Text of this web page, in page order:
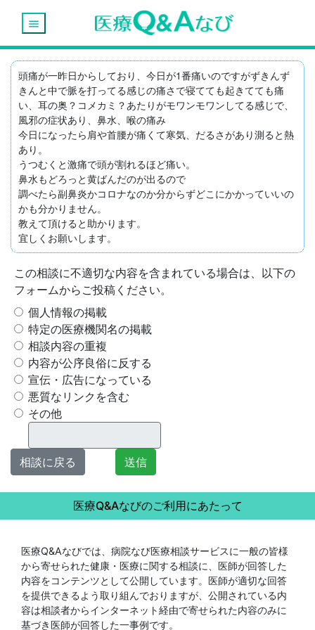
menu
頭痛が一昨日からしており、今日が1番痛いのですがずきんず
きんと中で脈を打ってる感じの痛さで寝てても起きてても痛
い、耳の奥？コメカミ？あたりがモワンモワンしてる感じで、
風邪の症状あり、鼻水、喉の痛み
今日になったら肩や首腰が痛くて寒気、だるさがあり測ると熱
あり。
うつむくと激痛で頭が割れるほど痛い。
鼻水もどろっと黄ばんだのが出るので
調べたら副鼻炎かコロナなのか分からずどこにかかっていいの
かも分かりません。
教えて頂けると助かります。
宜しくお願いします。
この相談に不適切な内容を含まれている場合は、以下の
フォームからご投稿ください。
個人情報の掲載
特定の医療機関名の掲載
相談内容の重複
内容が公序良俗に反する
宣伝・広告になっている
悪質なリンクを含む
その他
相談に戻る 送信
医療Q&Aなびのご利用にあたって
医療Q&Aなびでは、病院なび医療相談サービスに一般の皆様
から寄せられた健康・医療に関する相談に、医師が回答した
内容をコンテンツとして公開しています。医師が適切な回答
を提供できるよう取り組んでおりますが、公開されている内
容は相談者からインターネット経由で寄せられた内容のみに
基づき医師が回答した一事例です。